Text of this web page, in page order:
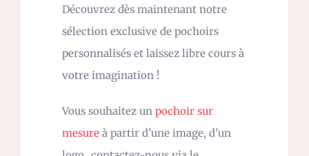
Découvrez dès maintenant notre
sélection exclusive de pochoirs
personnalisés et laissez libre cours à
votre imagination !
Vous souhaitez un pochoir sur
mesure à partir d’une image, d’un